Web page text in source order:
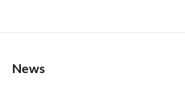
News